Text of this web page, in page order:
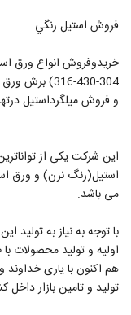
فروش استيل رنگي
304-430-316) برش ورق استيل در تهران
و فروش ميلگرداستيل
این شرکت یکی از
استیل(زنگ نزن) و ورق
می باشد.
با توجه به نیاز به تولید
اولیه و تولید محصولات
هم اکنون با یاری
تولید و تامین بازار داخل